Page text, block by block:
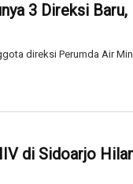
3 Direksi
direksi Perumda Air
di Sidoarjo